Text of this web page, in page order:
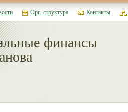
финансы
Орг. структура Контакты